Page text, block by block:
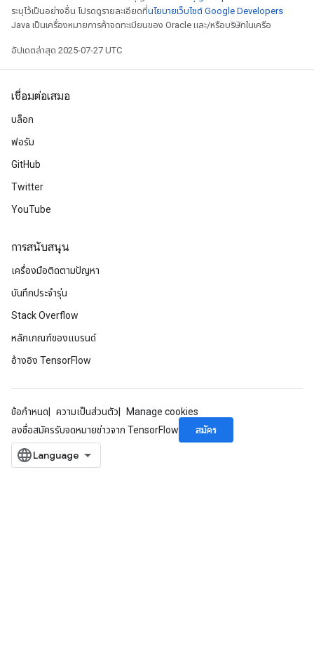
ระบุไว้เป็นอย่างอื่น โปรดดูรายละเอียดที่นโยบายเว็บไซต์ Google Developers
Java เป็นเครื่องหมายการค้าจดทะเบียนของ Oracle และ/หรือบริษัทในเครือ
อัปเดตล่าสุด 2025-07-27 UTC
เชื่อมต่อเสมอ
บล็อก
ฟอรัม
GitHub
Twitter
YouTube
การสนับสนุน
เครื่องมือติดตามปัญหา
บันทึกประจำรุ่น
Stack Overflow
หลักเกณฑ์ของแบรนด์
อ้างอิง TensorFlow
ข้อกำหนด ความเป็นส่วนตัว
Manage cookies
ลงชื่อสมัครรับจดหมายข่าวจาก TensorFlow
สมัคร